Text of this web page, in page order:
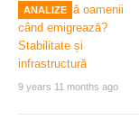
ANALIZE
9 years 11 months ago